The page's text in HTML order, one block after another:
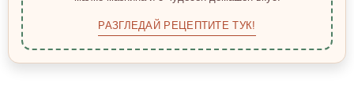
РАЗГЛЕДАЙ РЕЦЕПТИТЕ ТУК!